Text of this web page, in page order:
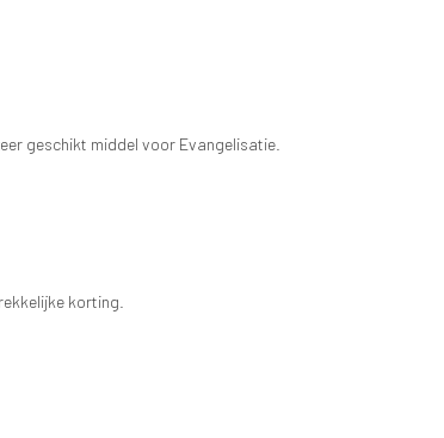
geschikt middel voor Evangelisatie.
korting.